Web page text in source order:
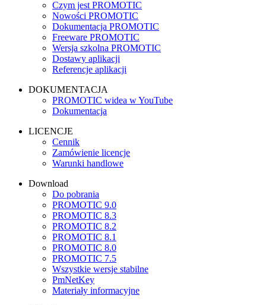
Czym jest PROMOTIC
Nowości PROMOTIC
Dokumentacja PROMOTIC
Freeware PROMOTIC
Wersja szkolna PROMOTIC
Dostawy aplikacji
Referencje aplikacji
DOKUMENTACJA
PROMOTIC widea w YouTube
Dokumentacja
LICENCJE
Cennik
Zamówienie licencje
Warunki handlowe
Download
Do pobrania
PROMOTIC 9.0
PROMOTIC 8.3
PROMOTIC 8.2
PROMOTIC 8.1
PROMOTIC 8.0
PROMOTIC 7.5
Wszystkie wersje stabilne
PmNetKey
Materiały informacyjne